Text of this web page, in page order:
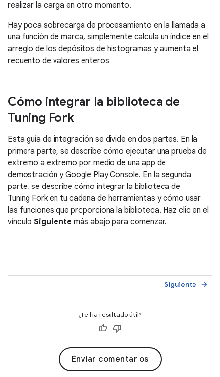
realizar la carga en otro momento.
Hay poca sobrecarga de procesamiento en la llamada a
una función de marca, simplemente calcula un índice en el
arreglo de los depósitos de histogramas y aumenta el
recuento de valores enteros.
Cómo integrar la biblioteca de
Tuning Fork
Esta guía de integración se divide en dos partes. En la
primera parte, se describe cómo ejecutar una prueba de
extremo a extremo por medio de una app de
demostración y Google Play Console. En la segunda
parte, se describe cómo integrar la biblioteca de
Tuning Fork en tu cadena de herramientas y cómo usar
las funciones que proporciona la biblioteca. Haz clic en el
vínculo Siguiente más abajo para comenzar.
Siguiente arrow_forward
¿Te ha resultado útil?
Enviar comentarios